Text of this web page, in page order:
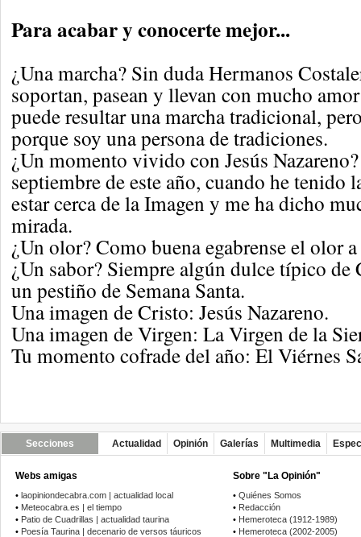
Para acabar y conocerte mejor...
¿Una marcha? Sin duda Hermanos
soportan, pasean y llevan con mucho
puede resultar una marcha tradicional,
porque soy una persona de tradiciones.
¿Un momento vivido con Jesús
septiembre de este año, cuando he tenido
estar cerca de la Imagen y me ha dicho
mirada.
¿Un olor? Como buena egabrense el olor
¿Un sabor? Siempre algún dulce típico de
un pestiño de Semana Santa.
Una imagen de Cristo: Jesús Nazareno.
Una imagen de Virgen: La Virgen de la
Tu momento cofrade del año: El Viérnes
Secciones Actualidad Opinión Galerías Multimedia
Webs amigas
• laopiniondecabra.com | actualidad local
• Meteocabra.es | el tiempo
• Patio de Cuadrillas | actualidad taurina
• Poesía Taurina | decenario de versos táuricos
Sobre "La Opinión"
• Quiénes Somos
• Redacción
• Hemeroteca (1912-1989)
• Hemeroteca (2002-2005)